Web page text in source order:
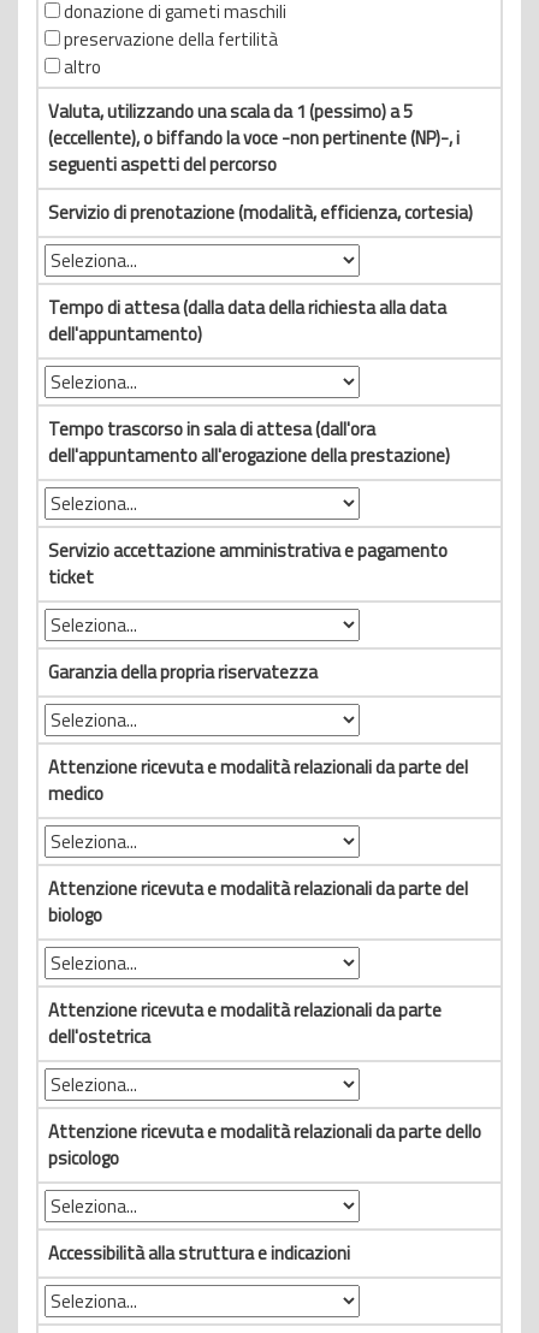
donazione di gameti maschili
preservazione della fertilità
altro
Valuta, utilizzando una scala da 1 (pessimo) a 5
(eccellente), o biffando la voce -non pertinente (NP)-, i
seguenti aspetti del percorso
Servizio di prenotazione (modalità, efficienza, cortesia)
Tempo di attesa (dalla data della richiesta alla data
dell'appuntamento)
Tempo trascorso in sala di attesa (dall'ora
dell'appuntamento all'erogazione della prestazione)
Servizio accettazione amministrativa e pagamento
ticket
Garanzia della propria riservatezza
Attenzione ricevuta e modalità relazionali da parte del
medico
Attenzione ricevuta e modalità relazionali da parte del
biologo
Attenzione ricevuta e modalità relazionali da parte
dell'ostetrica
Attenzione ricevuta e modalità relazionali da parte dello
psicologo
Accessibilità alla struttura e indicazioni